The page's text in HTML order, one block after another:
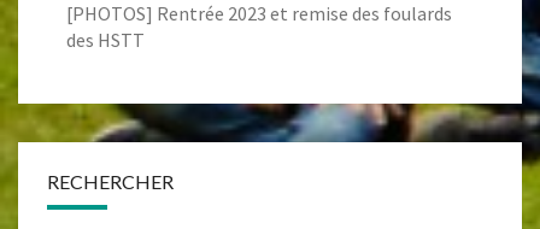
[PHOTOS] Rentrée 2023 et remise des foulards
des HSTT
RECHERCHER